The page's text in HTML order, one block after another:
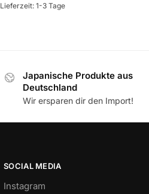
Lieferzeit:1-3 Tage
Japanische Produkte aus
Deutschland
Wir ersparen dir den Import!
SOCIAL MEDIA
Instagram